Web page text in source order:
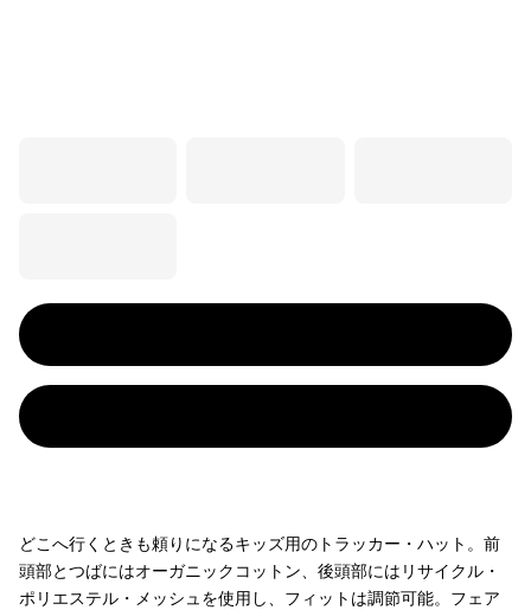
どこへ行くときも頼りになるキッズ用のトラッカー・ハット。前
頭部とつばにはオーガニックコットン、後頭部にはリサイクル・
ポリエステル・メッシュを使用し、フィットは調節可能。フェア